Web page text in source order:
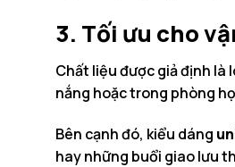
3. Tối ưu cho
Chất liệu được giả định là
nắng hoặc trong phòng
Bên cạnh đó, kiểu dáng
hay những buổi giao lưu